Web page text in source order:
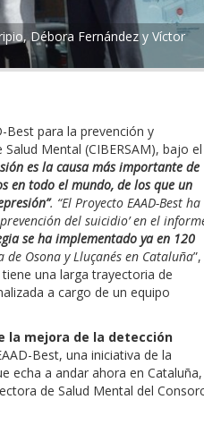
Débora Fernández y Víctor
Best para la prevención y
Mental (CIBERSAM), bajo el
es la causa más importante de
en todo el mundo, de los que un
. “El Proyecto EAAD-Best ha
del suicidio’ en el
se ha implementado ya en 120
Osona y Lluçanés en Cataluña”,
una larga trayectoria de
a cargo de un equipo
la mejora de la detección
Best, una iniciativa de la
echa a andar ahora en Cataluña,
de Salud Mental del